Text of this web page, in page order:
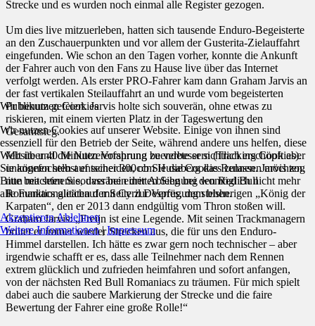
Strecke und es wurden noch einmal alle Register gezogen.
Um dies live mitzuerleben, hatten sich tausende Enduro-Begeisterte
an den Zuschauerpunkten und vor allem der Gusterita-Zielauffahrt
eingefunden. Wie schon an den Tagen vorher, konnte die Ankunft
der Fahrer auch von den Fans zu Hause live über das Internet
verfolgt werden. Als erster PRO-Fahrer kam dann Graham Jarvis an
der fast vertikalen Steilauffahrt an und wurde vom begeisterten
Publikum gefeiert. Jarvis holte sich souverän, ohne etwas zu
riskieren, mit einem vierten Platz in der Tageswertung den
Gesamtsieg.
Mit über 40 Minuten Vorsprung beendete er sichtlich erschöpft aber
unangefochten auf seiner 300ccm Husaberg das Rennen. Jarvis zog
nun mit seinem souveränen dritten Sieg bei den Red Bull
Romaniacs gleichauf mit Cyril Despres, dem bisherigen „König der
Karpaten“, den er 2013 dann endgültig vom Thron stoßen will.
Graham Jarvis: „Freijn ist eine Legende. Mit seinen Trackmanagern
brütet er immer wieder Strecken aus, die für uns den Enduro-
Himmel darstellen. Ich hätte es zwar gern noch technischer – aber
irgendwie schafft er es, dass alle Teilnehmer nach dem Rennen
extrem glücklich und zufrieden heimfahren und sofort anfangen,
von der nächsten Red Bull Romaniacs zu träumen. Für mich spielt
dabei auch die saubere Markierung der Strecke und die faire
Bewertung der Fahrer eine große Rolle!“
Wir benutzen Cookies
Wir nutzen Cookies auf unserer Website. Einige von ihnen sind
essenziell für den Betrieb der Seite, während andere uns helfen, diese
Website und die Nutzererfahrung zu verbessern (Tracking Cookies).
Sie können selbst entscheiden, ob Sie die Cookies zulassen möchten.
Bitte beachten Sie, dass bei einer Ablehnung womöglich nicht mehr
alle Funktionalitäten der Seite zur Verfügung stehen.
AkzeptierenAblehnen
Weitere Informationen|Impressum